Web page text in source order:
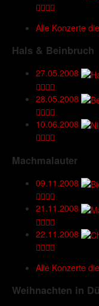
Alle Konzerte
Hals & Beinbruch
27.05.2008
28.05.2008
10.06.2008
Machmalauter
09.11.2008
21.11.2008
22.11.2008
Alle Konzerte
Weihnachten in